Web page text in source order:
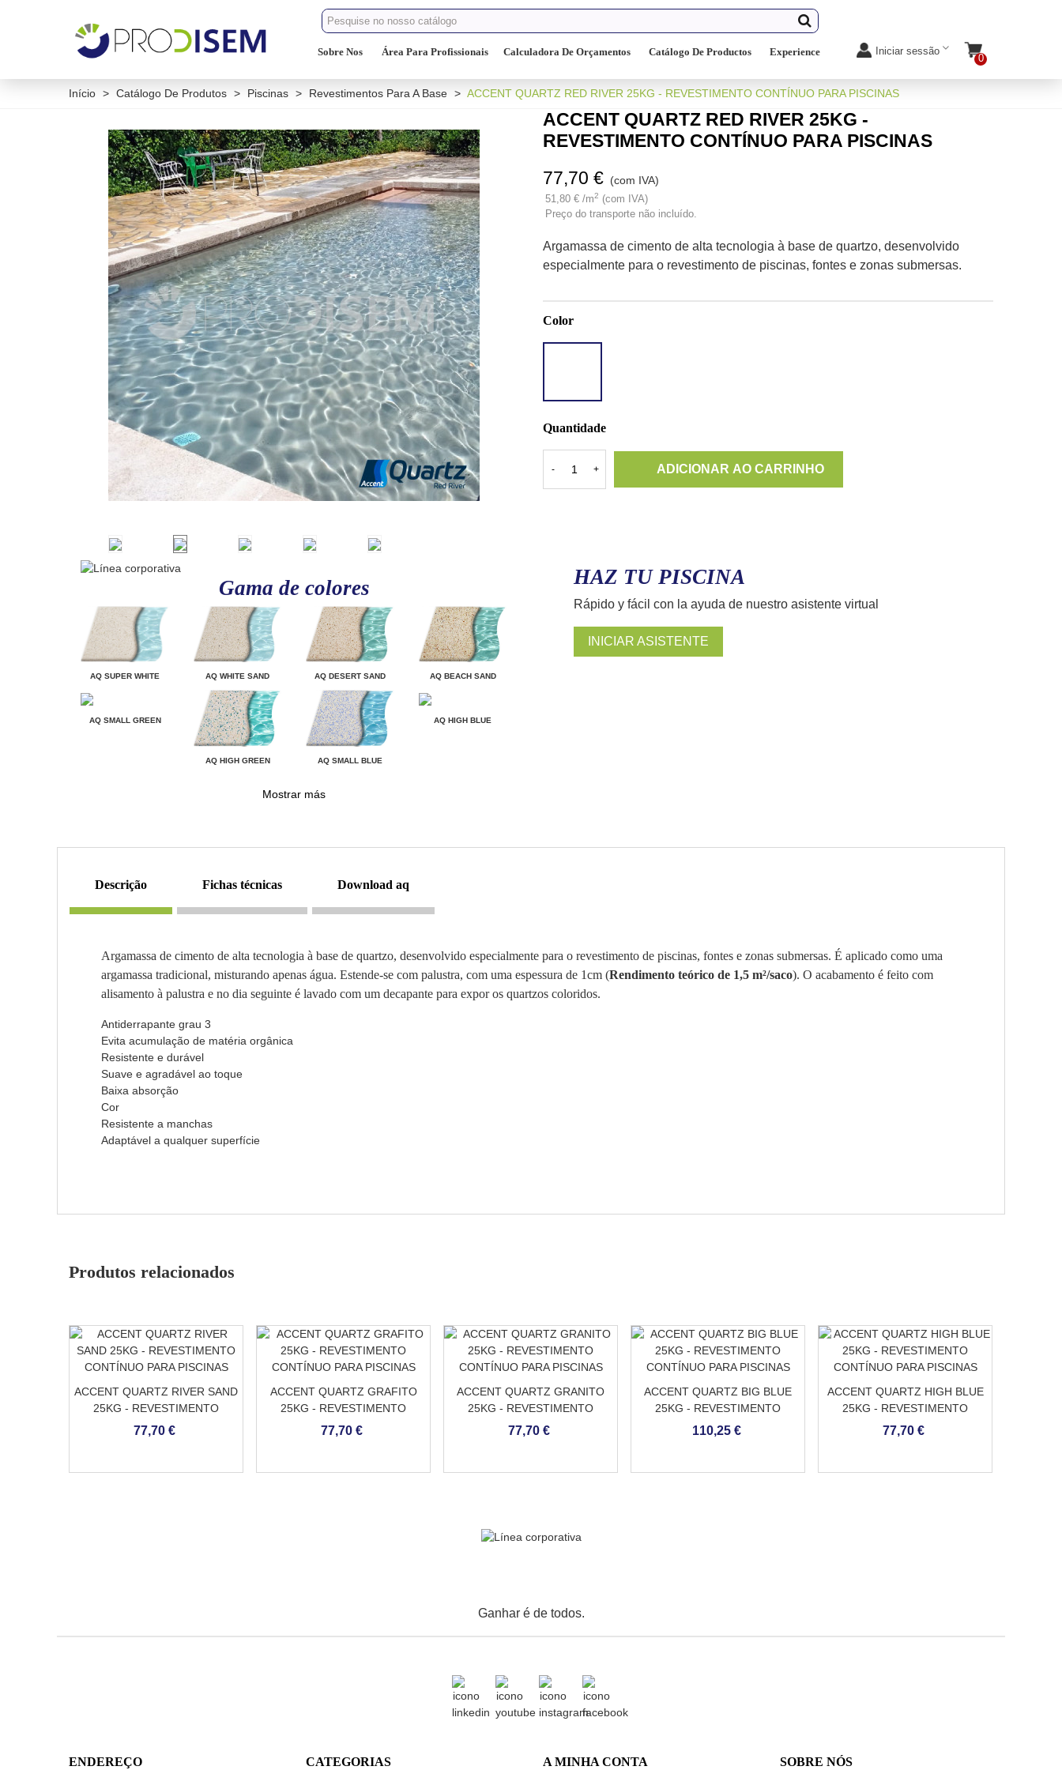
Sobre Nos Área Para Profissionais Calculadora De Orçamentos Catálogo De Productos Experience Iniciar sessão
0
Início > Catálogo De Produtos > Piscinas > Revestimentos Para A Base > ACCENT QUARTZ RED RIVER 25KG - REVESTIMENTO CONTÍNUO PARA PISCINAS
Gama de colores
AQ SUPER WHITE AQ WHITE SAND AQ DESERT SAND AQ BEACH SAND
AQ SMALL GREEN
AQ HIGH GREEN AQ SMALL BLUE
AQ HIGH BLUE
Mostrar más
ACCENT QUARTZ RED RIVER 25KG -
REVESTIMENTO CONTÍNUO PARA PISCINAS
77,70 € (com IVA)
51,80 € /m2 (com IVA)
Preço do transporte não incluído.
Argamassa de cimento de alta tecnologia à base de quartzo, desenvolvido
especialmente para o revestimento de piscinas, fontes e zonas submersas.
Color
RIVER
Quantidade
- + ADICIONAR AO CARRINHO
HAZ TU PISCINA
Rápido y fácil con la ayuda de nuestro asistente virtual
INICIAR ASISTENTE
descrição fichas técnicas download aq
Argamassa de cimento de alta tecnologia à base de quartzo, desenvolvido especialmente para o revestimento de piscinas, fontes e zonas submersas. É aplicado como uma
argamassa tradicional, misturando apenas água. Estende-se com palustra, com uma espessura de 1cm (Rendimento teórico de 1,5 m²/saco). O acabamento é feito com
alisamento à palustra e no dia seguinte é lavado com um decapante para expor os quartzos coloridos.
Antiderrapante grau 3
Evita acumulação de matéria orgânica
Resistente e durável
Suave e agradável ao toque
Baixa absorção
Cor
Resistente a manchas
Adaptável a qualquer superfície
Produtos relacionados
ACCENT QUARTZ RIVER SAND
25KG - REVESTIMENTO
CONTÍNUO PARA PISCINAS
77,70 €
ACCENT QUARTZ GRAFITO
25KG - REVESTIMENTO
CONTÍNUO PARA PISCINAS
77,70 €
ACCENT QUARTZ GRANITO
25KG - REVESTIMENTO
CONTÍNUO PARA PISCINAS
77,70 €
ACCENT QUARTZ BIG BLUE
25KG - REVESTIMENTO
CONTÍNUO PARA PISCINAS
110,25 €
ACCENT QUARTZ HIGH BLUE
25KG - REVESTIMENTO
CONTÍNUO PARA PISCINAS
77,70 €
Ganhar é de todos.
ENDEREÇO CATEGORIAS A MINHA CONTA SOBRE NÓS